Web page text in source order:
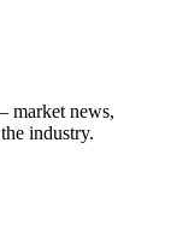
market news,
industry.